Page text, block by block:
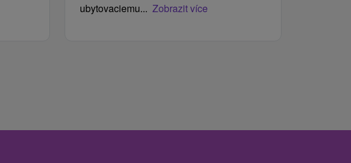
ubytovaciemu... Zobrazit více